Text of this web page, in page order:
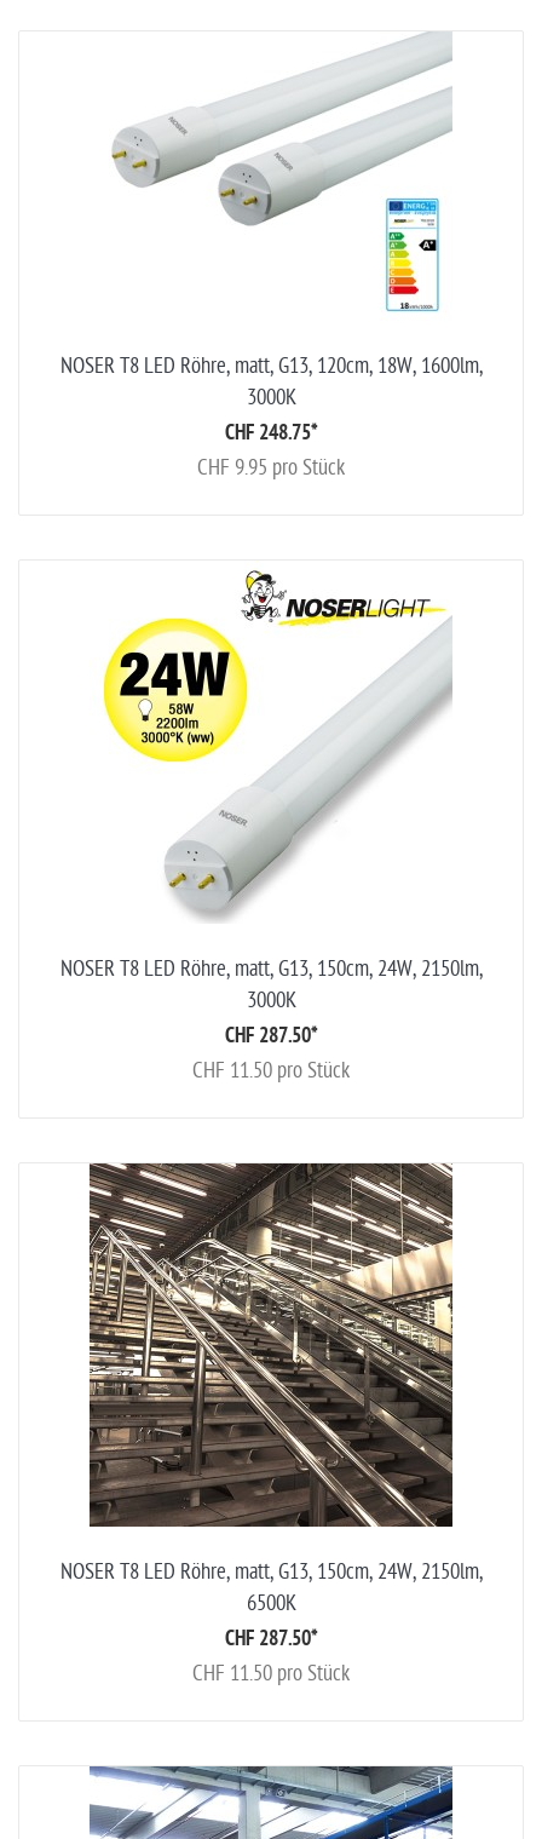
NOSER T8 LED Röhre, matt, G13, 120cm, 18W, 1600lm,
3000K
CHF 248.75*
CHF 9.95 pro Stück
NOSER T8 LED Röhre, matt, G13, 150cm, 24W, 2150lm,
3000K
CHF 287.50*
CHF 11.50 pro Stück
NOSER T8 LED Röhre, matt, G13, 150cm, 24W, 2150lm,
6500K
CHF 287.50*
CHF 11.50 pro Stück